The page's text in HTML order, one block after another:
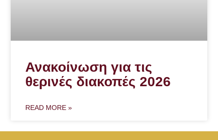
Ανακοίνωση για τις
θερινές διακοπές 2026
READ MORE »